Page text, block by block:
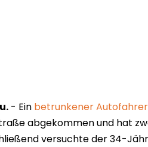
- Ein betrunkener
abgekommen und hat
versuchte der 34-